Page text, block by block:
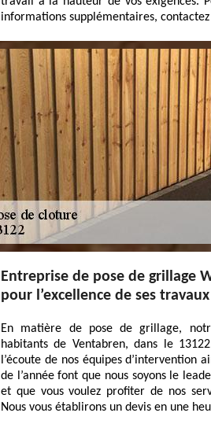
informations supplémentaires,
Entreprise de pose de grillage
pour l’excellence de ses
En matière de pose de grillage,
habitants de Ventabren, dans le
l’écoute de nos équipes d’intervention
de l’année font que nous soyons le
et que vous voulez profiter de nos
Nous vous établirons un devis en une